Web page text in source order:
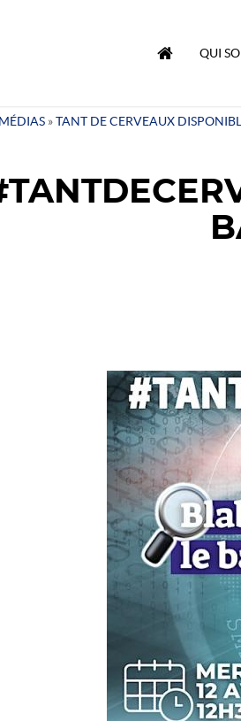
QUI
»TANT DE CERVEAUX